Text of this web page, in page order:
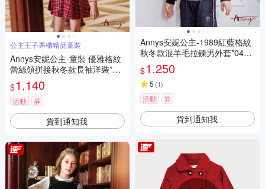
公主王子專櫃精品童裝
Annys安妮公主-童裝 優雅格紋
蕾絲領拼接秋冬款長袖洋裝*22
32紅色
$1,140
活動 券
貨到通知我
Annys安妮公主-1989紅藍格紋
秋冬款混羊毛拉鍊男外套*0497
藍色
$1,250
5 (1)
活動 券
貨到通知我